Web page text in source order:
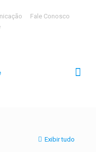
Fale Conosco
Exibir tudo